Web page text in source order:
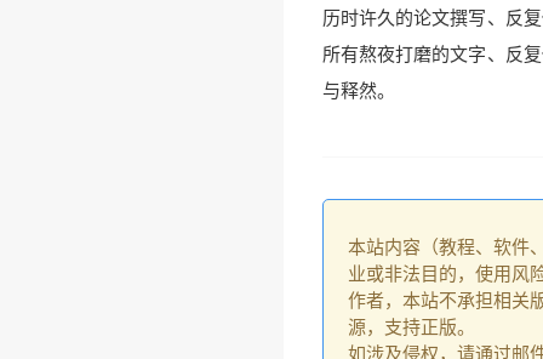
历时许久的论文撰写、反
所有熬夜打磨的文字、反
与释然。
本站内容（教程、软件
业或非法目的，使用风
作者，本站不承担相关
源，支持正版。
如涉及侵权，请通过邮